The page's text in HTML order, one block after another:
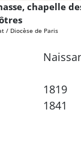
chapelle
/ Diocèse de Paris
1819
1841